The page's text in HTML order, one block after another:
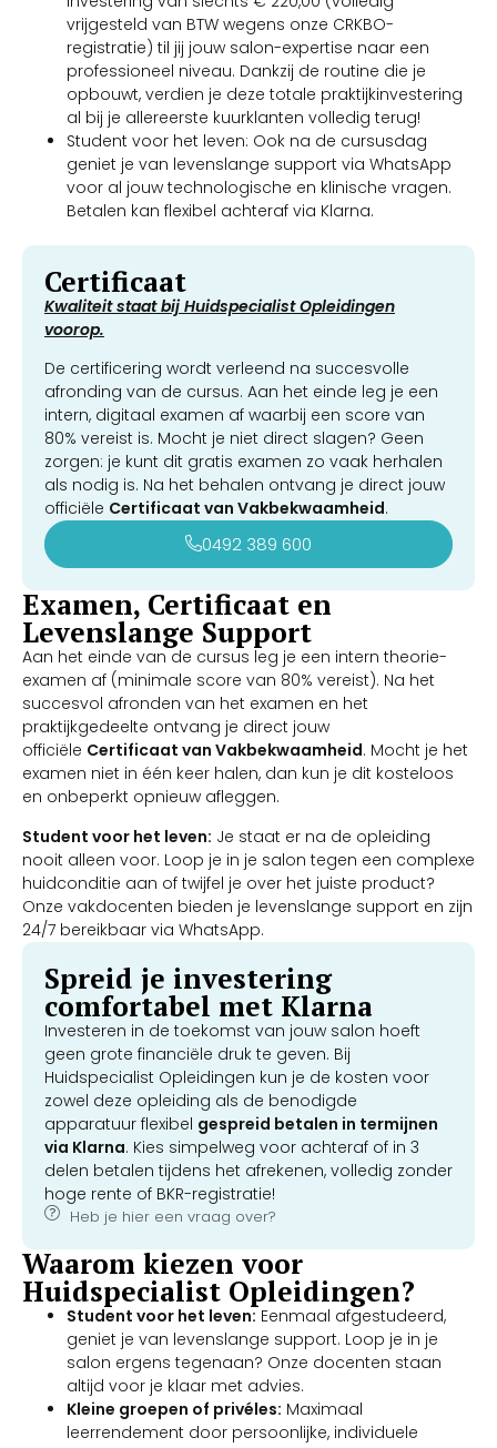
vrijgesteld van BTW wegens onze CRKBO-
registratie) til jij jouw salon-expertise naar een
professioneel niveau. Dankzij de routine die je
opbouwt, verdien je deze totale praktijkinvestering
al bij je allereerste kuurklanten volledig terug!
Student voor het leven: Ook na de cursusdag
geniet je van levenslange support via WhatsApp
voor al jouw technologische en klinische vragen.
Betalen kan flexibel achteraf via Klarna.
Certificaat
Kwaliteit staat bij Huidspecialist Opleidingen
voorop.
De certificering wordt verleend na succesvolle
afronding van de cursus. Aan het einde leg je een
intern, digitaal examen af waarbij een score van
80% vereist is. Mocht je niet direct slagen? Geen
zorgen: je kunt dit gratis examen zo vaak herhalen
als nodig is. Na het behalen ontvang je direct jouw
officiële Certificaat van Vakbekwaamheid.
0492 389 600
Examen, Certificaat en
Levenslange Support
Aan het einde van de cursus leg je een intern theorie-
examen af (minimale score van 80% vereist). Na het
succesvol afronden van het examen en het
praktijkgedeelte ontvang je direct jouw
officiële Certificaat van Vakbekwaamheid. Mocht je het
examen niet in één keer halen, dan kun je dit kosteloos
en onbeperkt opnieuw afleggen.
Student voor het leven: Je staat er na de opleiding
nooit alleen voor. Loop je in je salon tegen een complexe
huidconditie aan of twijfel je over het juiste product?
Onze vakdocenten bieden je levenslange support en zijn
24/7 bereikbaar via WhatsApp.
Spreid je investering
comfortabel met Klarna
Investeren in de toekomst van jouw salon hoeft
geen grote financiële druk te geven. Bij
Huidspecialist Opleidingen kun je de kosten voor
zowel deze opleiding als de benodigde
apparatuur flexibel gespreid betalen in termijnen
via Klarna. Kies simpelweg voor achteraf of in 3
delen betalen tijdens het afrekenen, volledig zonder
hoge rente of BKR-registratie!
Heb je hier een vraag over?
Waarom kiezen voor
Huidspecialist Opleidingen?
Student voor het leven: Eenmaal afgestudeerd,
geniet je van levenslange support. Loop je in je
salon ergens tegenaan? Onze docenten staan
altijd voor je klaar met advies.
Kleine groepen of privéles: Maximaal
leerrendement door persoonlijke, individuele